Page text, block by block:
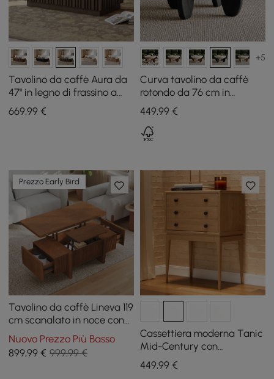
Tavolino da caffè Aura da
47" in legno di frassino a
doghe con piano in pietra
sinterizzata
669,99 €
+5
Curva tavolino da caffè
rotondo da 76 cm in
cemento con gambe in
legno di frassino
449,99€
Prezzo Early Bird
Tavolino da caffè Lineva 119
cm scanalato in noce con
piano sollevabile e 2
cassetti
Nuovo Prezzo Più Basso
899,99 € 999,99 €
Cassettiera moderna Tanic
Mid-Century con
contenitore a 3 cassetti in
legno di frassino
449,99€